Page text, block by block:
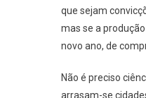
que sejam
mas se a
novo ano, de
Não é preciso
arrasam-se